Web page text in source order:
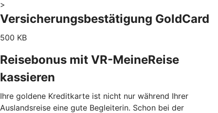
>
Versicherungsbestätigung GoldCard
500 KB
Reisebonus mit VR-MeineReise
kassieren
Ihre goldene Kreditkarte ist nicht nur während Ihrer
Auslandsreise eine gute Begleiterin. Schon bei der